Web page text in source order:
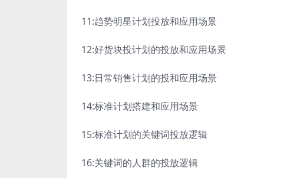
11:趋势明星计划投放和应用场景
12:好货块投计划的投放和应用场景
13:日常销售计划的投和应用场景
14:标准计划搭建和应用场景
15:标准计划的关键词投放逻辑
16:关键词的人群的投放逻辑